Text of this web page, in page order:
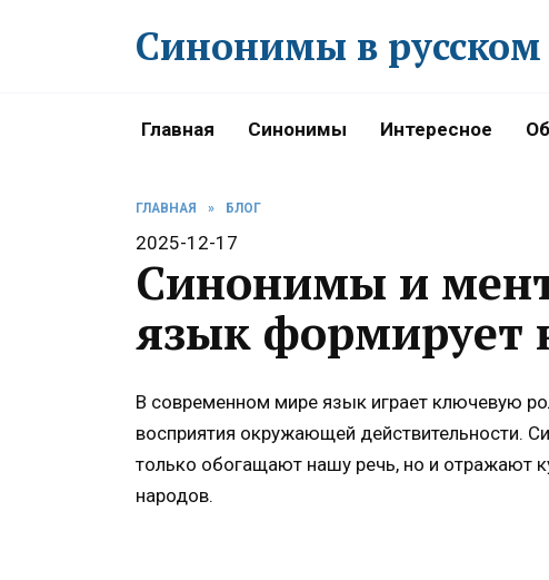
Синонимы в русском
Главная Синонимы Интересное
ГЛАВНАЯ » БЛОГ
2025-12-17
Синонимы и
язык формирует
В современном мире язык играет ключевую
восприятия окружающей действительности.
только обогащают нашу речь, но и отражают
народов.